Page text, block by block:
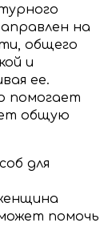
на
общего
и
ее.
помогает
общую
для
помочь